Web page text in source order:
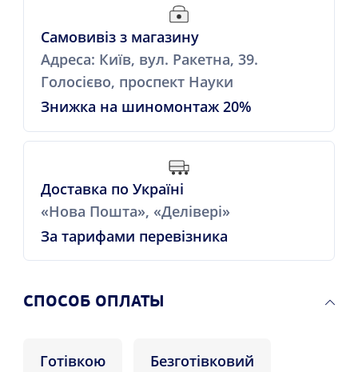
Самовивіз з магазину
Адреса: Київ, вул. Ракетна, 39.
Голосієво, проспект Науки
Знижка на шиномонтаж 20%
Доставка по Україні
«Нова Пошта», «Делівері»
За тарифами перевізника
CПОСОБ ОПЛАТЫ
Готівкою Безготівковий